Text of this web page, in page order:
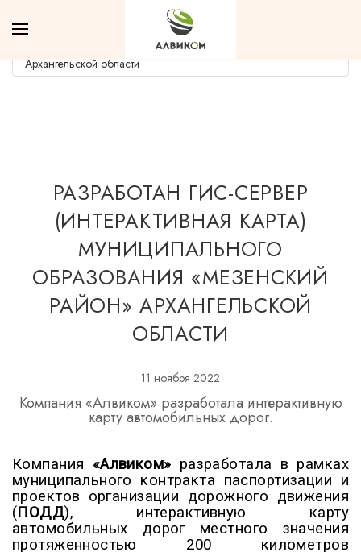
Разработан ГИС-сервер (интерактивная
карта) муниципального образования «Мезенский район»
Архангельской области
РАЗРАБОТАН ГИС-СЕРВЕР
(ИНТЕРАКТИВНАЯ КАРТА)
МУНИЦИПАЛЬНОГО
ОБРАЗОВАНИЯ «МЕЗЕНСКИЙ
РАЙОН» АРХАНГЕЛЬСКОЙ
ОБЛАСТИ
11 ноября 2022
Компания «Алвиком» разработала интерактивную
карту автомобильных дорог.
Компания «Алвиком» разработала в рамках
муниципального контракта паспортизации и
проектов организации дорожного движения
(ПОДД), интерактивную карту
автомобильных дорог местного значения
протяженностью 200 километров